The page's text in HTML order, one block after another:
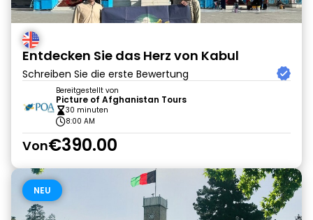
Entdecken Sie das Herz von Kabul
Schreiben Sie die erste Bewertung
Bereitgestellt von
Picture of Afghanistan Tours
30 minuten
8:00 AM
Von€390.00
NEU